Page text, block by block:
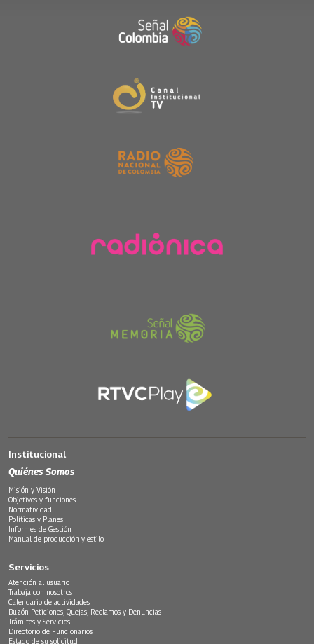
Institucional
Quiénes Somos
Misión y Visión
Objetivos y funciones
Normatividad
Políticas y Planes
Informes de Gestión
Manual de producción y estilo
Servicios
Atención al usuario
Trabaja con nosotros
Calendario de actividades
Buzón Peticiones, Quejas, Reclamos y Denuncias
Trámites y Servicios
Directorio de Funcionarios
Estado de su solicitud